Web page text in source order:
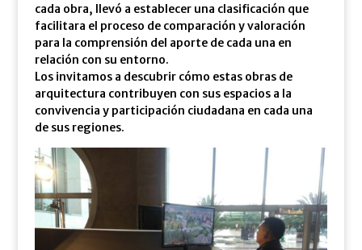
cada obra, llevó a establecer una clasificación que
facilitara el proceso de comparación y valoración
para la comprensión del aporte de cada una en
relación con su entorno.
Los invitamos a descubrir cómo estas obras de
arquitectura contribuyen con sus espacios a la
convivencia y participación ciudadana en cada una
de sus regiones.